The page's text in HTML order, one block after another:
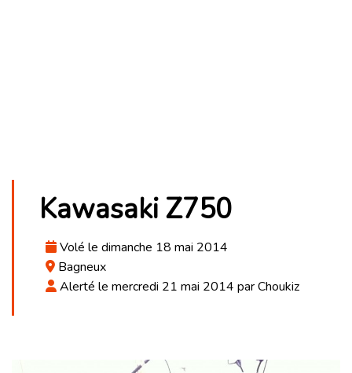
Kawasaki Z750
Volé le dimanche 18 mai 2014
Bagneux
Alerté le mercredi 21 mai 2014 par Choukiz